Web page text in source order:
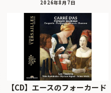
2026年8月7日
【CD】エースのフォーカード